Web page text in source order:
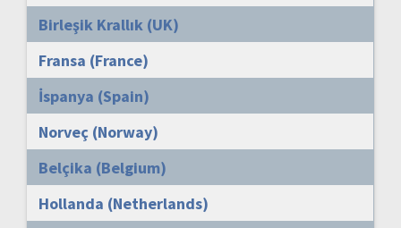
Birleşik Krallık (UK)
Fransa (France)
İspanya (Spain)
Norveç (Norway)
Belçika (Belgium)
Hollanda (Netherlands)